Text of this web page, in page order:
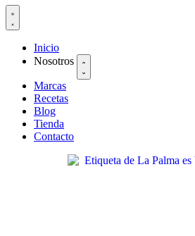
Inicio
Nosotros
Marcas
Recetas
Blog
Tienda
Contacto